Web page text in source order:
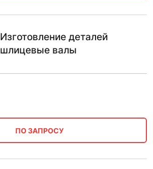
Изготовление деталей
шлицевые валы
ПО ЗАПРОСУ